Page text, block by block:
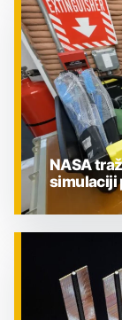
ZNANOST
NASA
simulaciji